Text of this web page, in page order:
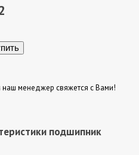
менеджер свяжется с Вами!
подшипник